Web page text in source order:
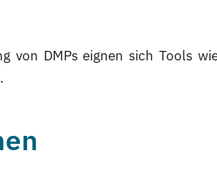
von DMPs eignen sich Tools